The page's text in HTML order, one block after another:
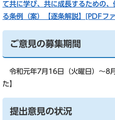
て共に学び、共に成長するための
る条例（案）【逐条解説】[PDFフ
ご意見の募集期間
令和元年7月16日（火曜日）～8
た】
提出意見の状況